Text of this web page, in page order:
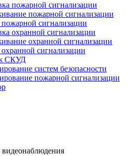
пожарной сигнализации
пожарной сигнализации
сигнализации
охранной сигнализации
охранной сигнализации
сигнализации
СКУД
систем безопасности
пожарной сигнализации